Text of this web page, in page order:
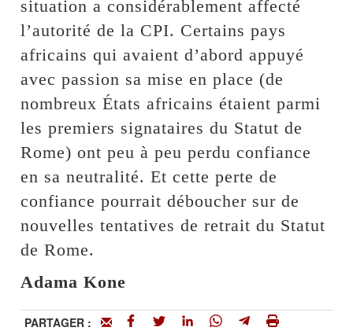
situation a considérablement affecté
l’autorité de la CPI. Certains pays
africains qui avaient d’abord appuyé
avec passion sa mise en place (de
nombreux États africains étaient parmi
les premiers signataires du Statut de
Rome) ont peu à peu perdu confiance
en sa neutralité. Et cette perte de
confiance pourrait déboucher sur de
nouvelles tentatives de retrait du Statut
de Rome.
Adama Kone
PARTAGER :